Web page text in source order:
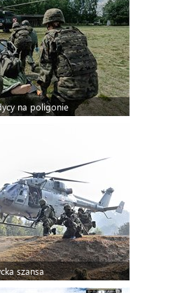
na poligonie
szansa